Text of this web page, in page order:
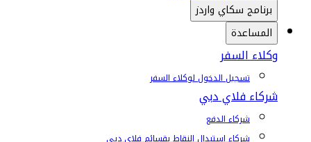
برنامج سكاي واردز
المساعدة
وكلاء السفر
تسجيل الدخول لوكلاء السفر
شركاء فلاي دبي
شركاء الدفع
شركاء استبدال النقاط بقسائم فلاي دبي